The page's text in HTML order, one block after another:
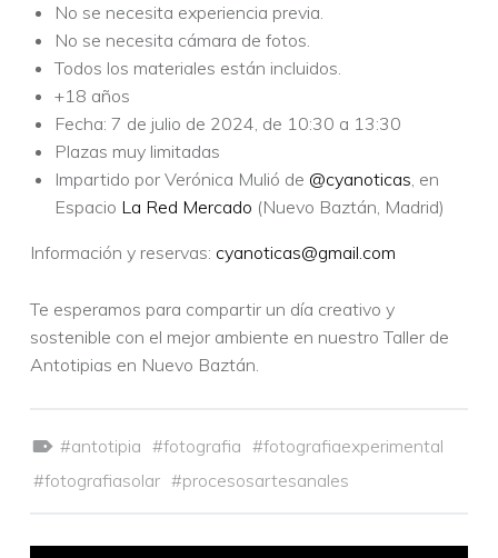
No se necesita experiencia previa.
No se necesita cámara de fotos.
Todos los materiales están incluidos.
+18 años
Fecha: 7 de julio de 2024, de 10:30 a 13:30
Plazas muy limitadas
Impartido por Verónica Mulió de @cyanoticas, en
Espacio La Red Mercado (Nuevo Baztán, Madrid)
Información y reservas: cyanoticas@gmail.com
Te esperamos para compartir un día creativo y
sostenible con el mejor ambiente en nuestro Taller de
Antotipias en Nuevo Baztán.
antotipia fotografia
fotografiaexperimental
fotografiasolar
procesosartesanales